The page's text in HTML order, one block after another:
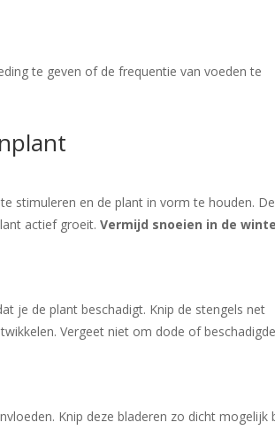
te geven of de frequentie van voeden te
stimuleren en de plant in vorm te houden. De
actief groeit.Vermijd snoeien in de
je de plant beschadigt. Knip de stengels net
Vergeet niet om dode of beschadigde
Knip deze bladeren zo dicht mogelijk